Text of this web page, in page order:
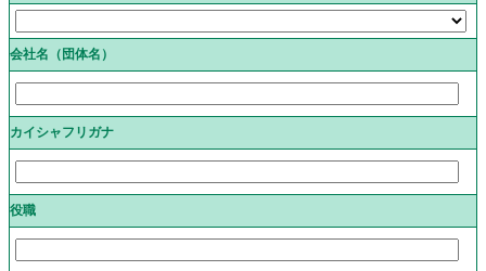
会社名（団体名）
カイシャフリガナ
役職